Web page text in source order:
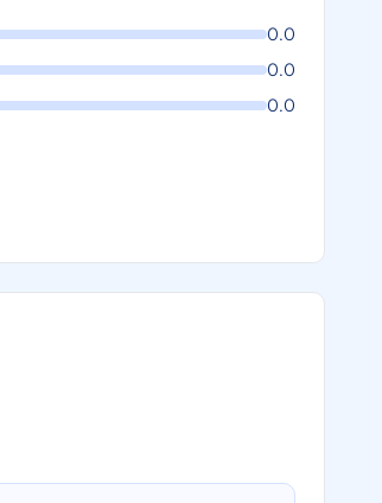
0.0
0.0
0.0